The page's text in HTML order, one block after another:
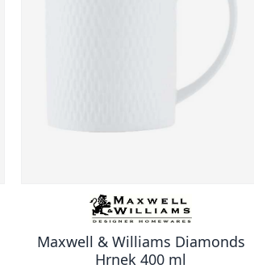
Maxwell & Williams Diamonds
Hrnek 400 ml